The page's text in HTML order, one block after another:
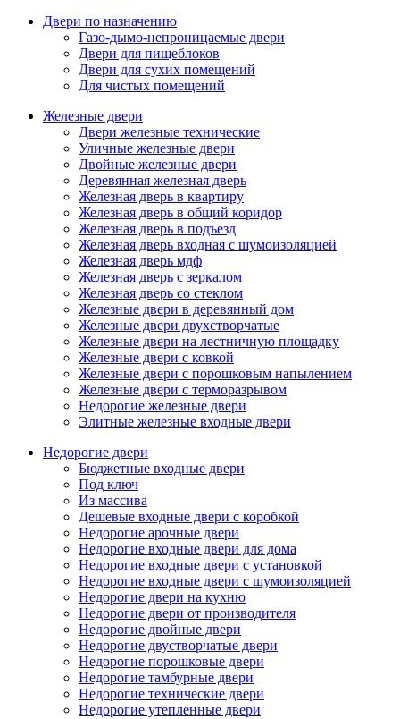
Двери по назначению
Газо-дымо-непроницаемые двери
Двери для пищеблоков
Двери для сухих помещений
Для чистых помещений
Железные двери
Двери железные технические
Уличные железные двери
Двойные железные двери
Деревянная железная дверь
Железная дверь в квартиру
Железная дверь в общий коридор
Железная дверь в подъезд
Железная дверь входная с шумоизоляцией
Железная дверь мдф
Железная дверь с зеркалом
Железная дверь со стеклом
Железные двери в деревянный дом
Железные двери двухстворчатые
Железные двери на лестничную площадку
Железные двери с ковкой
Железные двери с порошковым напылением
Железные двери с терморазрывом
Недорогие железные двери
Элитные железные входные двери
Недорогие двери
Бюджетные входные двери
Под ключ
Из массива
Дешевые входные двери с коробкой
Недорогие арочные двери
Недорогие входные двери для дома
Недорогие входные двери с установкой
Недорогие входные двери с шумоизоляцией
Недорогие двери на кухню
Недорогие двери от производителя
Недорогие двойные двери
Недорогие двустворчатые двери
Недорогие порошковые двери
Недорогие тамбурные двери
Недорогие технические двери
Недорогие утепленные двери